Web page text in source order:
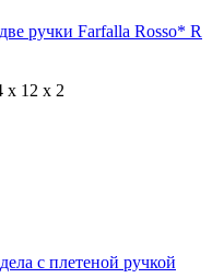
ручки Farfalla Rosso* R
x 12 x 2